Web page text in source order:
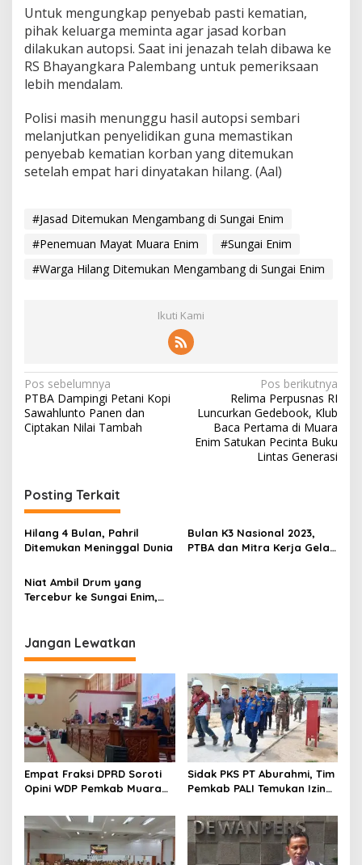
Untuk mengungkap penyebab pasti kematian,
pihak keluarga meminta agar jasad korban
dilakukan autopsi. Saat ini jenazah telah dibawa ke
RS Bhayangkara Palembang untuk pemeriksaan
lebih mendalam.
Polisi masih menunggu hasil autopsi sembari
melanjutkan penyelidikan guna memastikan
penyebab kematian korban yang ditemukan
setelah empat hari dinyatakan hilang. (Aal)
#Jasad Ditemukan Mengambang di Sungai Enim
#Penemuan Mayat Muara Enim
#Sungai Enim
#Warga Hilang Ditemukan Mengambang di Sungai Enim
Ikuti Kami
N
a
v
a
s
i
o
Pos sebelumnya
PTBA Dampingi Petani Kopi
Sawahlunto Panen dan
Ciptakan Nilai Tambah
Pos berikutnya
Relima Perpusnas RI
Luncurkan Gedebook, Klub
Baca Pertama di Muara
Enim Satukan Pecinta Buku
Lintas Generasi
Posting Terkait
Hilang 4 Bulan, Pahril
Ditemukan Meninggal Dunia
Bulan K3 Nasional 2023,
PTBA dan Mitra Kerja Gelar
Niat Ambil Drum yang
Tercebur ke Sungai Enim,
Jangan Lewatkan
Empat Fraksi DPRD Soroti
Opini WDP Pemkab Muara
Kelola Keuangan
Sidak PKS PT Aburahmi, Tim
Pemkab PALI Temukan Izin